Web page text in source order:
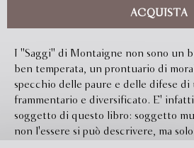
ACQUISTA
I ''Saggi'' di Montaigne non sono un
ben temperata, un prontuario di
specchio delle paure e delle difese di
frammentario e diversificato. E'
soggetto di questo libro: soggetto
non l'essere si può descrivere, ma